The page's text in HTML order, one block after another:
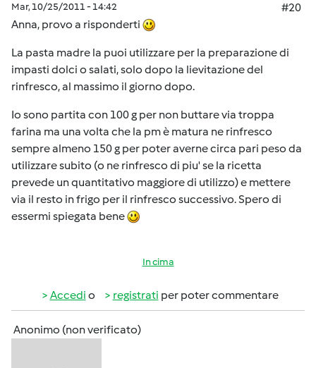
Mar, 10/25/2011 - 14:42
#20
Anna, provo a risponderti
La pasta madre la puoi utilizzare per la preparazione di
impasti dolci o salati, solo dopo la lievitazione del
rinfresco, al massimo il giorno dopo.
Io sono partita con 100 g per non buttare via troppa
farina ma una volta che la pm è matura ne rinfresco
sempre almeno 150 g per poter averne circa pari peso da
utilizzare subito (o ne rinfresco di piu' se la ricetta
prevede un quantitativo maggiore di utilizzo) e mettere
via il resto in frigo per il rinfresco successivo. Spero di
essermi spiegata bene
In cima
Accedi o registrati per poter commentare
Anonimo (non verificato)